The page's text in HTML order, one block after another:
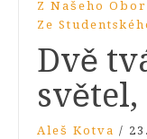
Z Našeho
Ze
Dvě
světel,
Aleš Kotva /